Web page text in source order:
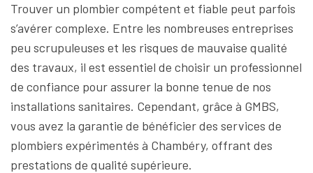
Trouver un plombier compétent et fiable peut parfois
s’avérer complexe. Entre les nombreuses entreprises
peu scrupuleuses et les risques de mauvaise qualité
des travaux, il est essentiel de choisir un professionnel
de confiance pour assurer la bonne tenue de nos
installations sanitaires. Cependant, grâce à GMBS,
vous avez la garantie de bénéficier des services de
plombiers expérimentés à Chambéry, offrant des
prestations de qualité supérieure.